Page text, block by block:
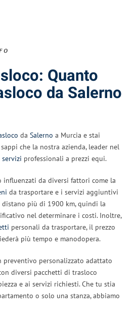
Quanto
da Salerno
da Salerno a Murcia e stai
sappi che la nostra azienda, leader nel
servizi professionali a prezzi equi.
influenzati da diversi fattori come la
da trasportare e i servizi aggiuntivi
distano più di 1900 km, quindi la
nel determinare i costi. Inoltre,
personali da trasportare, il prezzo
più tempo e manodopera.
preventivo personalizzato adattato
diversi pacchetti di trasloco
e ai servizi richiesti. Che tu stia
o solo una stanza, abbiamo